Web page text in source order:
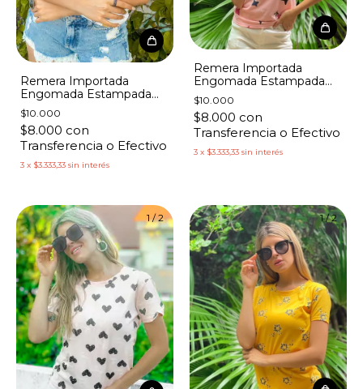
Remera Importada
Engomada Estampada
Flores Lila y Mostaza
$10.000
$8.000 con
Transferencia o Efectivo
3 x $3.333,33 sin interés
Remera Importada
Engomada Estampada
Estrellas Colores
$10.000
$8.000 con
Transferencia o Efectivo
3 x $3.333,33 sin interés
1/2 1/2